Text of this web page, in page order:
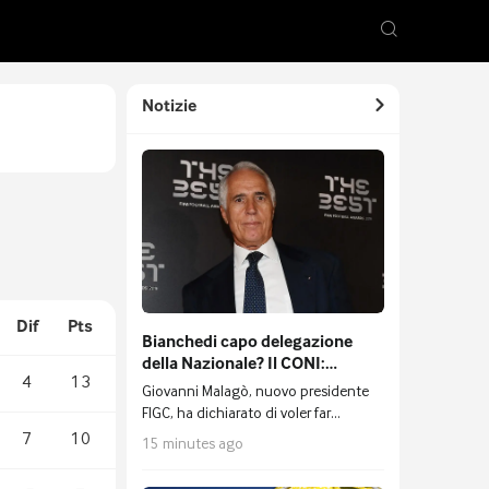
Dif Pts
4 13
7 10
Notizie
Bianchedi capo delegazione
della Nazionale? Il CONI:
"Valutare eventuale
incompatibilità"
Giovanni Malagò, nuovo presidente
FIGC, ha dichiarato di voler far
ricoprire a Diana Bianchedi,
vicepresidente vicaria del CONI, il
15 minutes ago